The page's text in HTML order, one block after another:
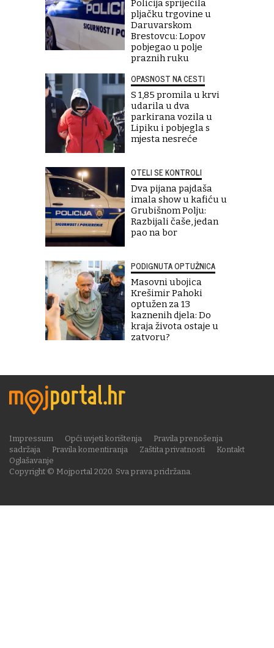
Policija spriječila
pljačku trgovine u
Daruvarskom
Brestovcu: Lopov
pobjegao u polje
praznih ruku
OPASNOST NA CESTI
S 1,85 promila u krvi
udarila u dva
parkirana vozila u
Lipiku i pobjegla s
mjesta nesreće
OTELI SE KONTROLI
Dva pijana pajdaša
imala show u kafiću u
Grubišnom Polju:
Razbijali čaše, jedan
pao na bor
PODIGNUTA OPTUŽNICA
Masovni ubojica
Krešimir Pahoki
optužen za 13
kaznenih djela: Do
kraja života ostaje u
zatvoru?
Copyright © Mojportal 2020. Sva prava pridržana.
Impressum Opći uvjeti korištenja
Pravila prenošenja
sadržaja
Pravila komentiranja Zaštita privatnosti
Kontakt
Oglašavanje